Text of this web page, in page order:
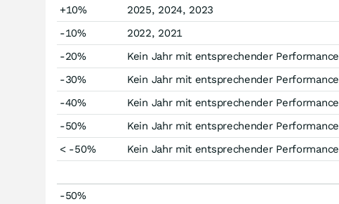
+10%
2025, 2024, 2023
-10%
2022, 2021
-20%
Kein Jahr mit entsprechender Performance
-30%
Kein Jahr mit entsprechender Performance
-40%
Kein Jahr mit entsprechender Performance
-50%
Kein Jahr mit entsprechender Performance
< -50%
Kein Jahr mit entsprechender Performance
-50%